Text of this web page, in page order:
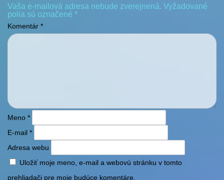
Vaša e-mailová adresa nebude zverejnená. Vyžadované
polia sú označené *
Komentár *
Meno *
E-mail *
Adresa webu
Uložiť moje meno, e-mail a webovú stránku v tomto
prehliadači pre moje budúce komentáre.